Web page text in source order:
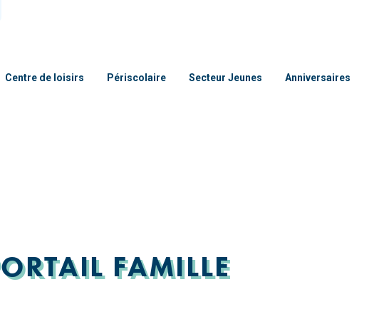
Centre de loisirs Périscolaire Secteur Jeunes Anniversaires
FAMILLE